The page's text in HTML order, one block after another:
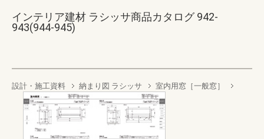
インテリア建材 ラシッサ商品カタログ 942-
943(944-945)
設計・施工資料 納まり図 ラシッサ 室内用窓［一般窓］